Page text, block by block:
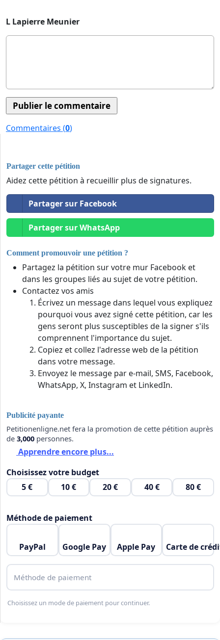
L Lapierre Meunier
Commentaires (0)
Partager cette pétition
Aidez cette pétition à recueillir plus de signatures.
Partager sur Facebook
Partager sur WhatsApp
Comment promouvoir une pétition ?
Partagez la pétition sur votre mur Facebook et
dans les groupes liés au sujet de votre pétition.
Contactez vos amis
Écrivez un message dans lequel vous expliquez
pourquoi vous avez signé cette pétition, car les
gens seront plus susceptibles de la signer s'ils
comprennent l'importance du sujet.
Copiez et collez l'adresse web de la pétition
dans votre message.
Envoyez le message par e-mail, SMS, Facebook,
WhatsApp, X, Instagram et LinkedIn.
Publicité payante
Petitionenligne.net fera la promotion de cette pétition auprès
de 3,000 personnes.
Apprendre encore plus...
Choisissez votre budget
5 €
10 € 20 € 40 € 80 €
Méthode de paiement
PayPal Google Pay Apple Pay Carte de
Méthode de paiement
Choisissez un mode de paiement pour continuer.